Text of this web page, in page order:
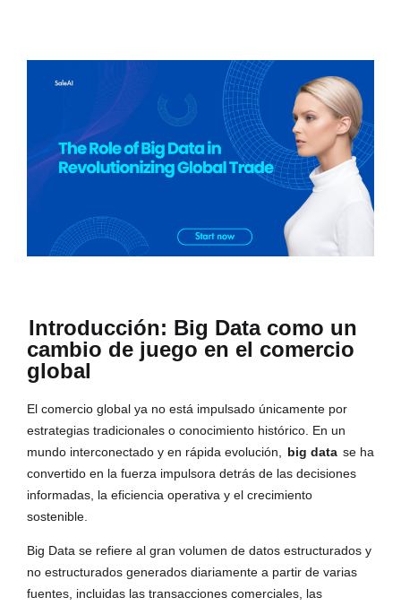
Introducción: Big Data como un
cambio de juego en el comercio
global
El comercio global ya no está impulsado únicamente por
estrategias tradicionales o conocimiento histórico. En un
mundo interconectado y en rápida evolución,
big data se ha
convertido en la fuerza impulsora detrás de las decisiones
informadas, la eficiencia operativa y el crecimiento
sostenible.
Big Data se refiere al gran volumen de datos estructurados y
no estructurados generados diariamente a partir de varias
fuentes, incluidas las transacciones comerciales, las